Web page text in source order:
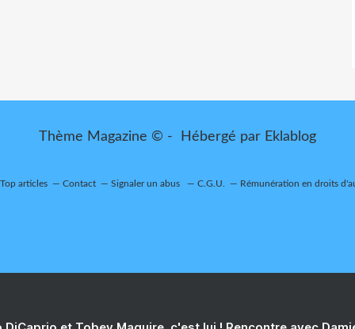
Thème Magazine © - Hébergé par Eklablog
Top articles Contact Signaler un abus C.G.U. Rémunération en droits